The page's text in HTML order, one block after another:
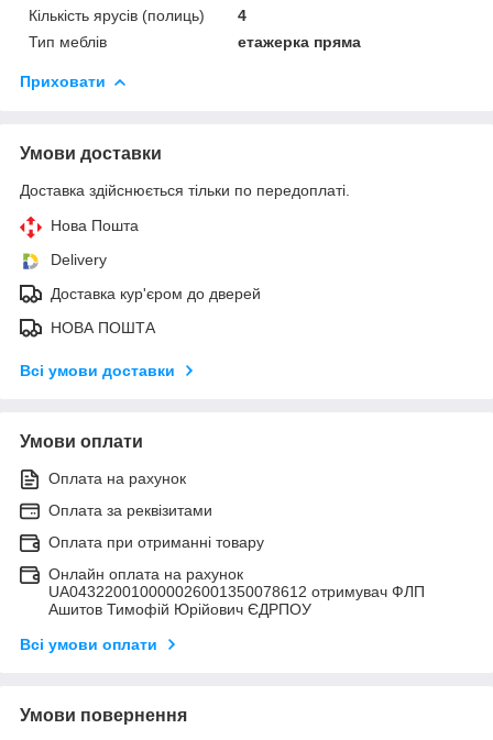
Кількість ярусів (полиць)
4
Тип меблів
етажерка пряма
Приховати
Умови доставки
Доставка здійснюється тільки по передоплаті.
Нова Пошта
Delivery
Доставка кур'єром до дверей
НОВА ПОШТА
Всі умови доставки
Умови оплати
Оплата на рахунок
Оплата за реквізитами
Оплата при отриманні товару
Онлайн оплата на рахунок
UA043220010000026001350078612 отримувач ФЛП
Ашитов Тимофій Юрійович ЄДРПОУ
Всі умови оплати
Умови повернення